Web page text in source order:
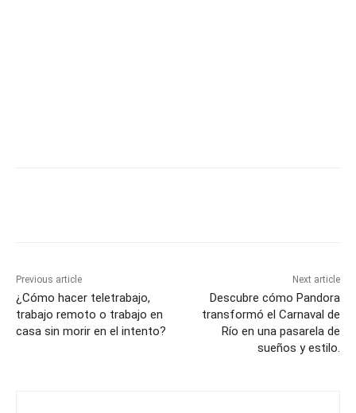
Previous article
¿Cómo hacer teletrabajo,
trabajo remoto o trabajo en
casa sin morir en el intento?
Next article
Descubre cómo Pandora
transformó el Carnaval de
Río en una pasarela de
sueños y estilo.